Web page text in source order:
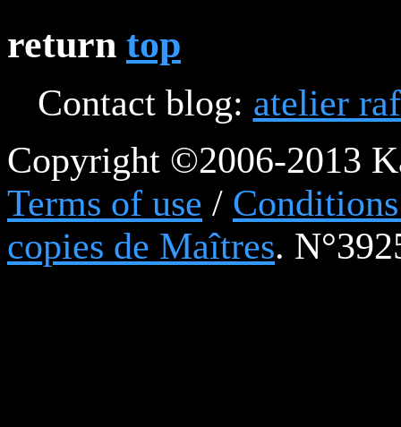
return top
Contact blog: atelier
Copyright ©2006-2013
Terms of use /
copies de Maîtres.